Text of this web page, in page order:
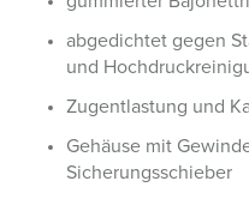
abgedichtet gegen
und
Zugentlastung und
Gehäuse mit
Sicherungsschieber